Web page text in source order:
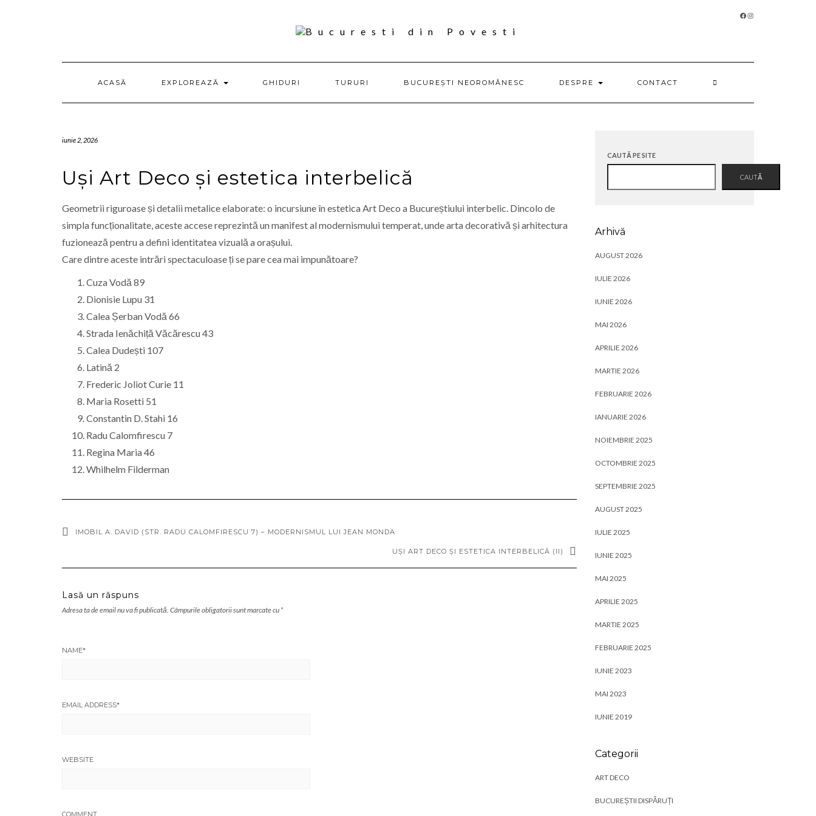
FACEBOOK
INSTAGRAM
ACASĂ EXPLOREAZĂ GHIDURI TURURI BUCUREȘTI NEOROMÂNESC DESPRE CONTACT
iunie 2, 2026
Uși Art Deco și estetica interbelică
Geometrii riguroase și detalii metalice elaborate: o incursiune în estetica Art Deco a Bucureștiului interbelic. Dincolo de
simpla funcționalitate, aceste accese reprezintă un manifest al modernismului temperat, unde arta decorativă și arhitectura
fuzionează pentru a defini identitatea vizuală a orașului.
Care dintre aceste intrări spectaculoase ți se pare cea mai impunătoare?
Cuza Vodă 89
Dionisie Lupu 31
Calea Șerban Vodă 66
Strada Ienăchiță Văcărescu 43
Calea Dudești 107
Latină 2
Frederic Joliot Curie 11
Maria Rosetti 51
Constantin D. Stahi 16
Radu Calomfirescu 7
Regina Maria 46
Whilhelm Filderman
IMOBIL A. DAVID (STR. RADU CALOMFIRESCU 7) – MODERNISMUL LUI JEAN MONDA
UȘI ART DECO ȘI ESTETICA INTERBELICĂ (II)
Lasă un răspuns
Adresa ta de email nu va fi publicată. Câmpurile obligatorii sunt marcate cu *
NAME*
EMAIL ADDRESS*
WEBSITE
COMMENT
CAUTĂ PE SITE
CAUTĂ
Arhivă
AUGUST 2026
IULIE 2026
IUNIE 2026
MAI 2026
APRILIE 2026
MARTIE 2026
FEBRUARIE 2026
IANUARIE 2026
NOIEMBRIE 2025
OCTOMBRIE 2025
SEPTEMBRIE 2025
AUGUST 2025
IULIE 2025
IUNIE 2025
MAI 2025
APRILIE 2025
MARTIE 2025
FEBRUARIE 2025
IUNIE 2023
MAI 2023
IUNIE 2019
Categorii
ART DECO
BUCUREȘTII DISPĂRUȚI